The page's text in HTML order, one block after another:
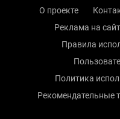
О проекте
Реклама на
Правила
Политика
Рекомендательные